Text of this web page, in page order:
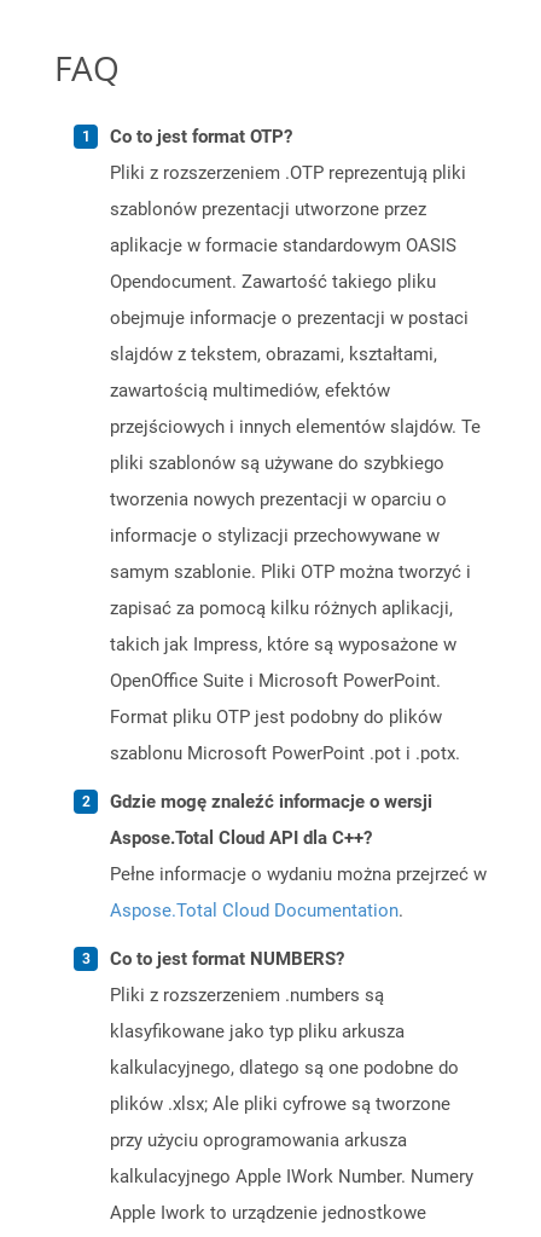
FAQ
Co to jest format OTP?
Pliki z rozszerzeniem .OTP reprezentują pliki
szablonów prezentacji utworzone przez
aplikacje w formacie standardowym OASIS
Opendocument. Zawartość takiego pliku
obejmuje informacje o prezentacji w postaci
slajdów z tekstem, obrazami, kształtami,
zawartością multimediów, efektów
przejściowych i innych elementów slajdów. Te
pliki szablonów są używane do szybkiego
tworzenia nowych prezentacji w oparciu o
informacje o stylizacji przechowywane w
samym szablonie. Pliki OTP można tworzyć i
zapisać za pomocą kilku różnych aplikacji,
takich jak Impress, które są wyposażone w
OpenOffice Suite i Microsoft PowerPoint.
Format pliku OTP jest podobny do plików
szablonu Microsoft PowerPoint .pot i .potx.
Gdzie mogę znaleźć informacje o wersji
Aspose.Total Cloud API dla C++?
Pełne informacje o wydaniu można przejrzeć w
Aspose.Total Cloud Documentation.
Co to jest format NUMBERS?
Pliki z rozszerzeniem .numbers są
klasyfikowane jako typ pliku arkusza
kalkulacyjnego, dlatego są one podobne do
plików .xlsx; Ale pliki cyfrowe są tworzone
przy użyciu oprogramowania arkusza
kalkulacyjnego Apple IWork Number. Numery
Apple Iwork to urządzenie jednostkowe